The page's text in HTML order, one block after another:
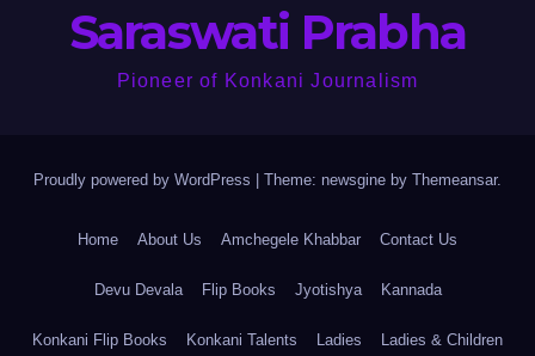
Saraswati Prabha
Pioneer of Konkani Journalism
Proudly powered by WordPress | Theme: newsgine by Themeansar.
Home About Us Amchegele Khabbar Contact Us
Devu Devala Flip Books Jyotishya Kannada
Konkani Flip Books Konkani Talents Ladies Ladies & Children